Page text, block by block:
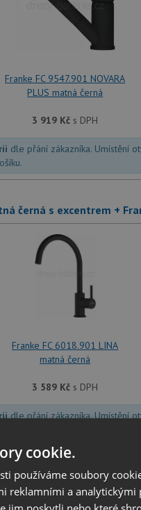
Franke FC 9547.901 NOVARA
PLUS matná černá
3 919 Kč s DPH
dle přání zákazníka. Umístění
černá s excentrem +
Franke FC 6018.901 LINA
matná černá
3 589 Kč s DPH
dle přání zákazníka. Umístění
černá s excentrem +
cookie.
používáme soubory
reklamními a